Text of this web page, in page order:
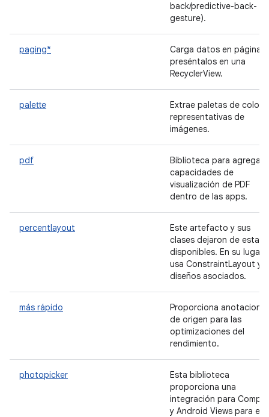
back/predictive-back-
gesture).
paging*
Carga datos en páginas
preséntalos en una
RecyclerView.
palette
Extrae paletas de
representativas de
imágenes.
pdf
Biblioteca para agregar
capacidades de
visualización de PDF
dentro de las apps.
percentlayout
Este artefacto y sus
clases dejaron de estar
disponibles. En su lugar,
usa ConstraintLayout y
diseños asociados.
más rápido
Proporciona
de origen para las
optimizaciones del
rendimiento.
photopicker
Esta biblioteca
proporciona una
integración para
y Android Views para el